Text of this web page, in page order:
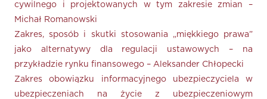
cywilnego i projektowanych w tym zakresie zmian –
Michał Romanowski
Zakres, sposób i skutki stosowania „miękkiego prawa”
jako alternatywy dla regulacji ustawowych – na
przykładzie rynku finansowego – Aleksander Chłopecki
Zakres obowiązku informacyjnego ubezpieczyciela w
ubezpieczeniach na życie z ubezpieczeniowym